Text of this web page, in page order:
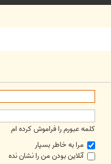
کلمه عبورم را فراموش کرده ام
مرا به خاطر بسپار
آنلاین بودن من را نشان نده